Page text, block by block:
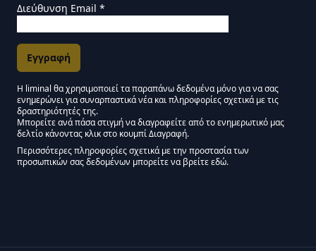
Διεύθυνση Email *
Εγκρίσεις Μάρκετινγκ
Η liminal θα χρησιμοποιεί τα παραπάνω δεδομένα μόνο για να σας
ενημερώνει για συναρπαστικά νέα και πληροφορίες σχετικά με τις
δραστηριότητές της.
Μείνετε συντονισμένοι - Ενημερωτικό δελτίο
Μπορείτε ανά πάσα στιγμή να διαγραφείτε από το ενημερωτικό μας
δελτίο κάνοντας κλικ στο κουμπί Διαγραφή.
Περισσότερες πληροφορίες σχετικά με την προστασία των
προσωπικών σας δεδομένων μπορείτε να βρείτε εδώ.